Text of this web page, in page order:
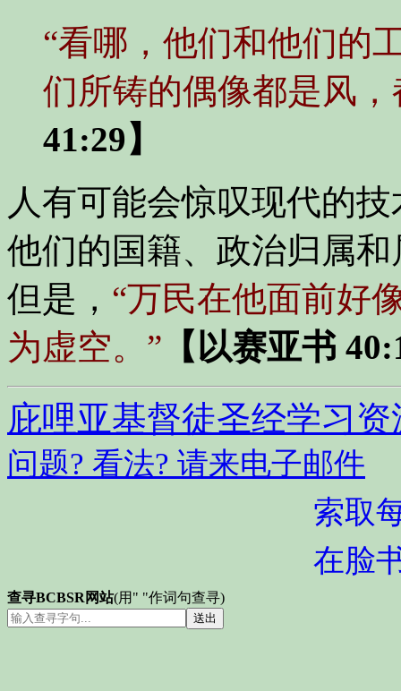
“看哪，他们和他们的
们所铸的偶像都是风，
41:29】
人有可能会惊叹现代的
他们的国籍、政治归属
但是， “万民在他面前好
为虚空。” 【以赛亚书
庇哩亚基督徒圣经学习资
问题? 看法? 请来电子邮件
索取
在脸
查寻BCBSR网站(用" "作词句查寻)